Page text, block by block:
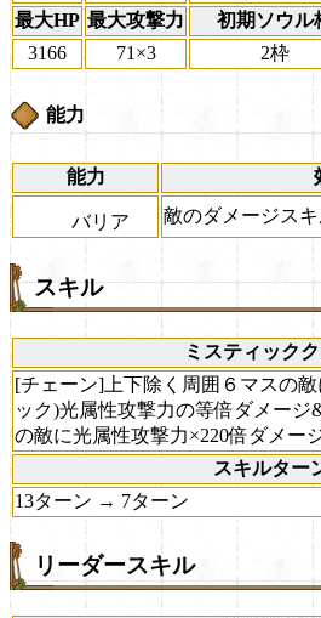
最大HP 最大攻撃力
初期ソウル
3166
71×3 2枠
能力
能力
バリア 敵のダメージスキ
スキル
ミスティック
[チェーン]上下除く周囲６マスの
ック)光属性攻撃力の等倍ダメージ
の敵に光属性攻撃力×220倍ダメー
スキルター
13ターン → 7ターン
リーダースキル